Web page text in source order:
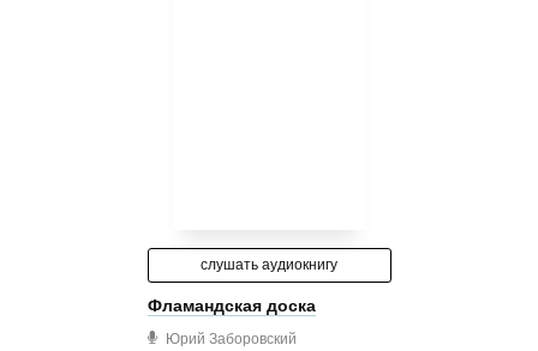
слушать аудиокнигу
Фламандская доска
Юрий Заборовский